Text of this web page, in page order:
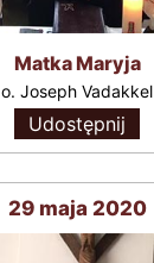
Matka Maryja
o. Joseph Vadakkel
Udostępnij
29 maja 2020